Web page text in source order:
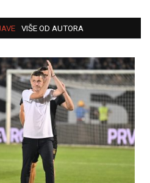
VIŠE OD AUTORA